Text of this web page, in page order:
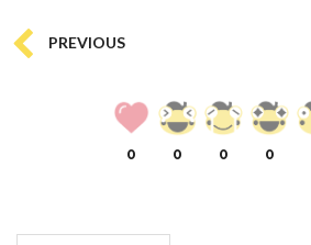
PREVIOUS
0 0 0 0